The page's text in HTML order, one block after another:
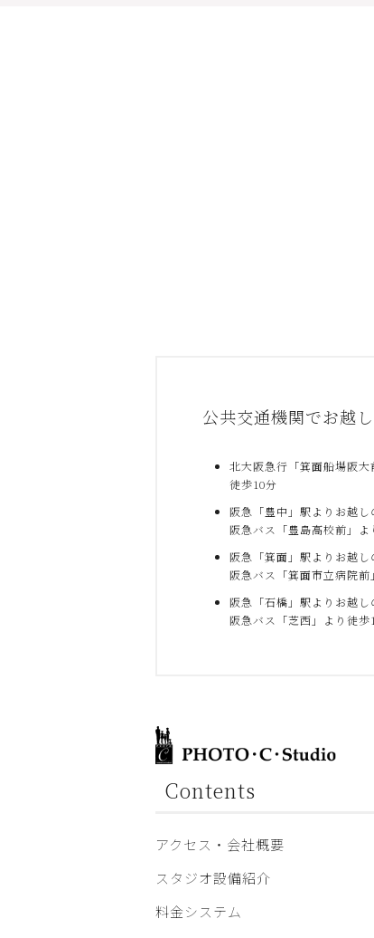
公共交通機関でお越
北大阪急行「箕面船場阪
徒歩10分
阪急「豊中」駅よりお越し
阪急バス「豊島高校前」よ
阪急「箕面」駅よりお越し
阪急バス「箕面市立病院
阪急「石橋」駅よりお越し
阪急バス「芝西」より徒歩
Contents
アクセス・会社概要
スタジオ設備紹介
料金システム